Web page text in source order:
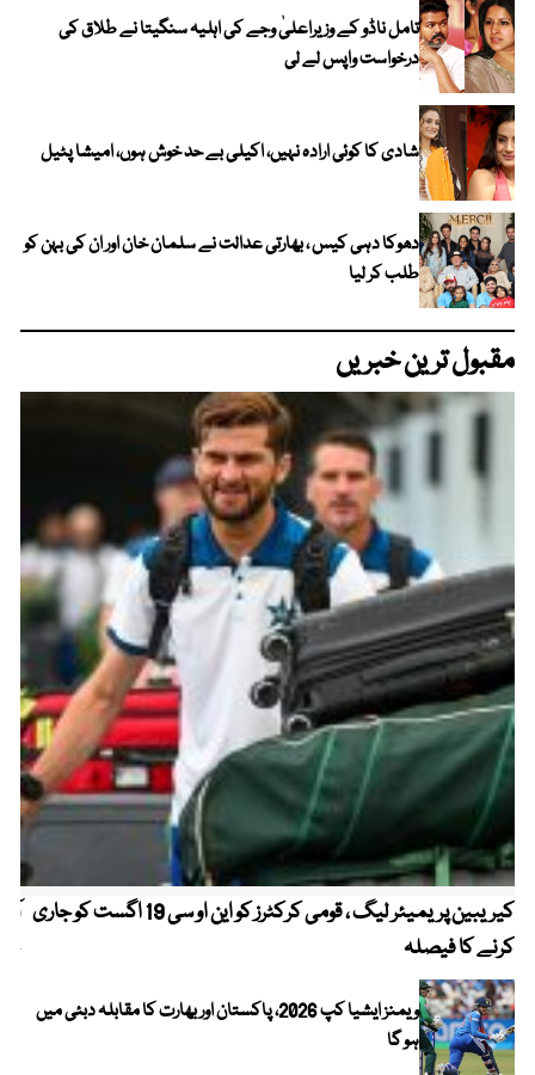
تامل ناڈو کے وزیراعلیٰ وجے کی اہلیہ سنگیتا نے طلاق کی
درخواست واپس لے لی
شادی کا کوئی ارادہ نہیں، اکیلی بے حد خوش ہوں، امیشا پٹیل
دھوکا دہی کیس ، بھارتی عدالت نے سلمان خان اور ان کی بہن کو
طلب کر لیا
مقبول ترین خبریں
کیریبین پریمیئر لیگ ، قومی کرکٹرز کو این او سی 19 اگست کو جاری
کرنے کا فیصلہ
ویمنز ایشیا کپ 2026، پاکستان اور بھارت کا مقابلہ دبئی میں
ہو گا